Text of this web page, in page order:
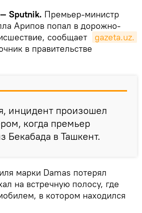
Sputnik. Премьер-министр
Арипов попал в дорожно-
сообщает
gazeta.uz.
в правительстве
инцидент произошел
когда премьер
Бекабада в Ташкент.
марки Damas потерял
на встречную полосу, где
в котором находился